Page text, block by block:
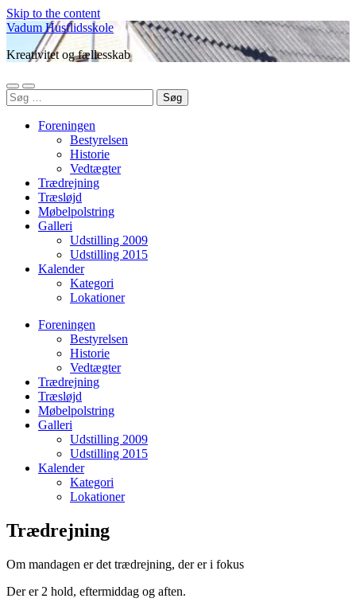
Skip to the content
Vadum Husflidsskole
Kreativitet og fællesskab
Toggle
mobile
Toggle
search
Søg
efter:
Foreningen
Bestyrelsen
Historie
Vedtægter
Trædrejning
Træsløjd
Møbelpolstring
Galleri
Udstilling 2009
Udstilling 2015
Kalender
Kategori
Lokationer
Foreningen
Bestyrelsen
Historie
Vedtægter
Trædrejning
Træsløjd
Møbelpolstring
Galleri
Udstilling 2009
Udstilling 2015
Kalender
Kategori
Lokationer
Trædrejning
Om mandagen er det trædrejning, der er i fokus
Der er 2 hold, eftermiddag og aften.